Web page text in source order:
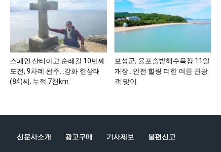
스페인 산티아고 순례길 10번째
도전, 9차례 완주…강화 한상태
(84)씨, 누적 7천km
보성군, 율포솔밭해수욕장 11일
개장…안전·힐링 더한 여름 관광
객 맞이
신문사소개 광고구매 기사제보 불편신고